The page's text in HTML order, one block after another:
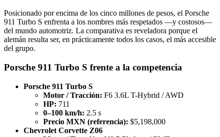
Posicionado por encima de los cinco millones de pesos, el Porsche
911 Turbo S enfrenta a los nombres más respetados —y costosos—
del mundo automotriz. La comparativa es reveladora porque el
alemán resulta ser, en prácticamente todos los casos, el más accesible
del grupo.
Porsche 911 Turbo S frente a la competencia
Porsche 911 Turbo S
Motor / Tracción: F6 3.6L T-Hybrid / AWD
HP: 711
0–100 km/h: 2.5 s
Precio MXN (referencia): $5,198,000
Chevrolet Corvette Z06